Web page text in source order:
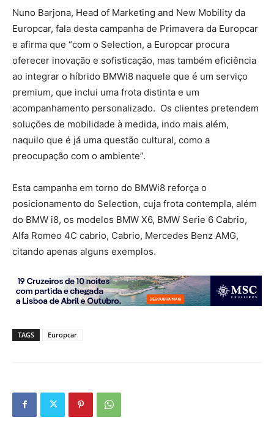
Nuno Barjona, Head of Marketing and New Mobility da
Europcar, fala desta campanha de Primavera da Europcar
e afirma que “com o Selection, a Europcar procura
oferecer inovação e sofisticação, mas também eficiência
ao integrar o híbrido BMWi8 naquele que é um serviço
premium, que inclui uma frota distinta e um
acompanhamento personalizado. Os clientes pretendem
soluções de mobilidade à medida, indo mais além,
naquilo que é já uma questão cultural, como a
preocupação com o ambiente”.
Esta campanha em torno do BMWi8 reforça o
posicionamento do Selection, cuja frota contempla, além
do BMW i8, os modelos BMW X6, BMW Serie 6 Cabrio,
Alfa Romeo 4C cabrio, Cabrio, Mercedes Benz AMG,
citando apenas alguns exemplos.
TAGS Europcar